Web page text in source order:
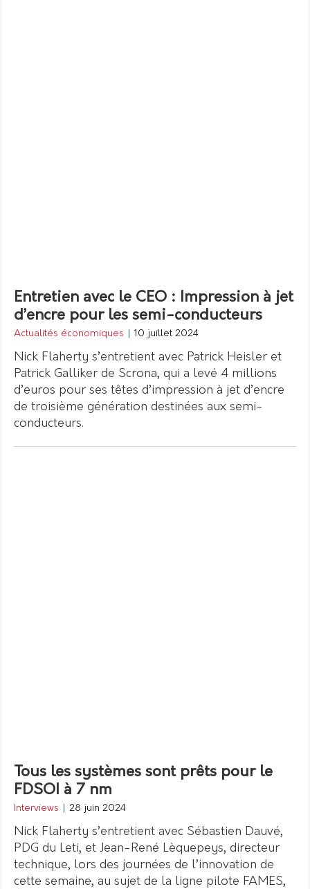
Entretien avec le CEO : Impression à jet
d’encre pour les semi-conducteurs
Actualités économiques 10 juillet 2024
Nick Flaherty s’entretient avec Patrick Heisler et
Patrick Galliker de Scrona, qui a levé 4 millions
d’euros pour ses têtes d’impression à jet d’encre
de troisième génération destinées aux semi-
conducteurs.
Tous les systèmes sont prêts pour le
FDSOI à 7 nm
Interviews 28 juin 2024
Nick Flaherty s’entretient avec Sébastien Dauvé,
PDG du Leti, et Jean-René Lèquepeys, directeur
technique, lors des journées de l’innovation de
cette semaine, au sujet de la ligne pilote FAMES,